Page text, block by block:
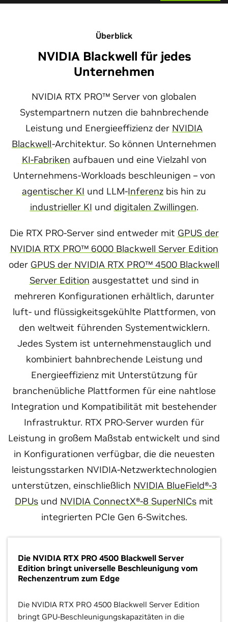
Überblick
NVIDIA Blackwell für jedes
Unternehmen
NVIDIA RTX PRO™ Server von globalen
Systempartnern nutzen die bahnbrechende
Leistung und Energieeffizienz der NVIDIA
Blackwell-Architektur. So können Unternehmen
KI-Fabriken aufbauen und eine Vielzahl von
Unternehmens-Workloads beschleunigen – von
agentischer KI und LLM-Inferenz bis hin zu
industrieller KI und digitalen Zwillingen.
Die RTX PRO-Server sind entweder mit GPUS der
NVIDIA RTX PRO™ 6000 Blackwell Server Edition
oder GPUS der NVIDIA RTX PRO™ 4500 Blackwell
Server Edition ausgestattet und sind in
mehreren Konfigurationen erhältlich, darunter
luft- und flüssigkeitsgekühlte Plattformen, von
den weltweit führenden Systementwicklern.
Jedes System ist unternehmenstauglich und
kombiniert bahnbrechende Leistung und
Energieeffizienz mit Unterstützung für
branchenübliche Plattformen für eine nahtlose
Integration und Kompatibilität mit bestehender
Infrastruktur. RTX PRO-Server wurden für
Leistung in großem Maßstab entwickelt und sind
in Konfigurationen verfügbar, die die neuesten
leistungsstarken NVIDIA-Netzwerktechnologien
unterstützen, einschließlich NVIDIA BlueField®-3
DPUs und NVIDIA ConnectX®-8 SuperNICs mit
integrierten PCIe Gen 6-Switches.
Die NVIDIA RTX PRO 4500 Blackwell Server
Edition bringt universelle Beschleunigung vom
Rechenzentrum zum Edge
Die NVIDIA RTX PRO 4500 Blackwell Server Edition
bringt GPU-Beschleunigungskapazitäten in die